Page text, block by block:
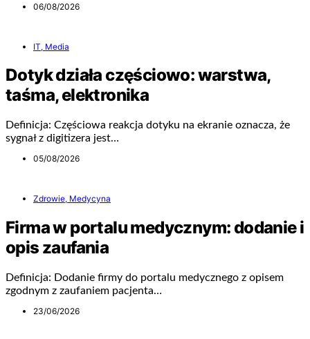
06/08/2026
IT, Media
Dotyk działa częściowo: warstwa,
taśma, elektronika
Definicja: Częściowa reakcja dotyku na ekranie oznacza, że
sygnał z digitizera jest…
05/08/2026
Zdrowie, Medycyna
Firma w portalu medycznym: dodanie i
opis zaufania
Definicja: Dodanie firmy do portalu medycznego z opisem
zgodnym z zaufaniem pacjenta…
23/06/2026